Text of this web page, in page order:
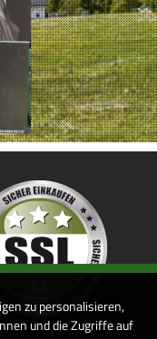
zu personalisieren,
und die Zugriffe auf